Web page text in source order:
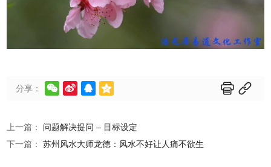
分享：      
上一篇： 问题解决提问 – 目标设定
下一篇：苏州风水大师龙德：风水不好让人痛不欲生